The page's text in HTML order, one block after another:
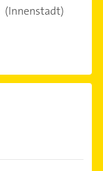
(Innenstadt)